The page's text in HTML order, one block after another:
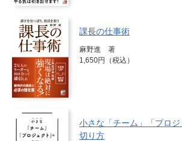
課長の仕事術
麻野進 著
1,650円（税込）
小さな「チーム」「プロ
切り方